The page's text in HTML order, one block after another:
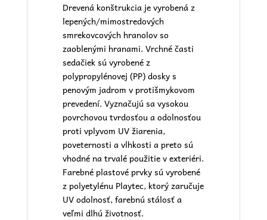
Drevená konštrukcia je vyrobená z
lepených/mimostredových
smrekovcových hranolov so
zaoblenými hranami. Vrchné časti
sedačiek sú vyrobené z
polypropylénovej (PP) dosky s
penovým jadrom v protišmykovom
prevedení. Vyznačujú sa vysokou
povrchovou tvrdosťou a odolnosťou
proti vplyvom UV žiarenia,
poveternosti a vlhkosti a preto sú
vhodné na trvalé použitie v exteriéri.
Farebné plastové prvky sú vyrobené
z polyetylénu Playtec, ktorý zaručuje
UV odolnosť, farebnú stálosť a
veľmi dlhú životnosť.